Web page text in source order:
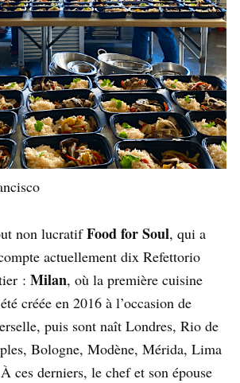
non lucratifFood for Soul, qui a
actuellement dix Refettorio
: Milan, où la première cuisine
créée en 2016 à l’occasion de
puis sont naît Londres, Rio de
Bologne, Modène, Mérida, Lima
ces derniers, le chef et son épouse